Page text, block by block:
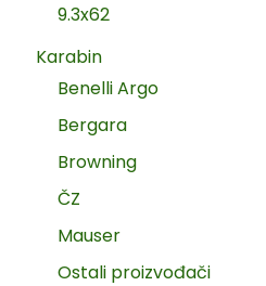
9.3x62
Karabin
Benelli Argo
Bergara
Browning
ČZ
Mauser
Ostali proizvođači